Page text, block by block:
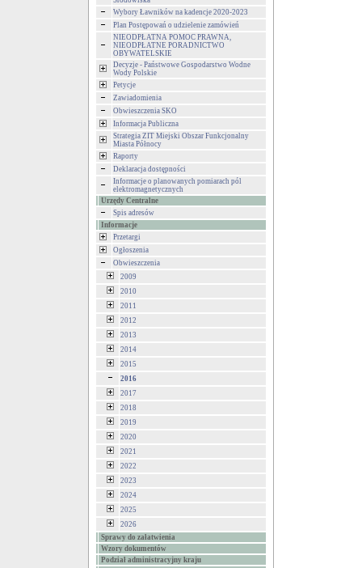
Wybory Ławników na kadencje 2020-2023
Plan Postępowań o udzielenie zamówień
NIEODPŁATNA POMOC PRAWNA,
NIEODPŁATNE PORADNICTWO
OBYWATELSKIE
Decyzje - Państwowe Gospodarstwo Wodne
Wody Polskie
Petycje
Zawiadomienia
Obwieszczenia SKO
Informacja Publiczna
Strategia ZIT Miejski Obszar Funkcjonalny
Miasta Północy
Raporty
Deklaracja dostępności
Informacje o planowanych pomiarach pól
elektromagnetycznych
Urzędy Centralne
Spis adresów
Informacje
Przetargi
Ogłoszenia
Obwieszczenia
2009
2010
2011
2012
2013
2014
2015
2016
2017
2018
2019
2020
2021
2022
2023
2024
2025
2026
Sprawy do załatwienia
Wzory dokumentów
Podział administracyjny kraju